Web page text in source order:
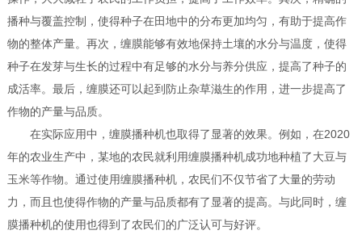
播种与覆盖控制，使得种子在田地中的分布更加均匀，有助于提高作
物的整体产量。再次，缠膜能够有效地保持土壤的水分与温度，使得
种子在发芽与生长的过程中有足够的水分与养分供应，提高了种子的
成活率。最后，缠膜还可以起到防止杂草滋生的作用，进一步提高了
作物的产量与品质。
在实际应用中，缠膜播种机也取得了显著的效果。例如，在2020
年的农业生产中，某地的农民就利用缠膜播种机成功地种植了大豆与
玉米等作物。通过使用缠膜播种机，农民们不仅节省了大量的劳动
力，而且也使得作物的产量与品质都有了显著的提高。与此同时，缠
膜播种机的使用也得到了农民们的广泛认可与好评。